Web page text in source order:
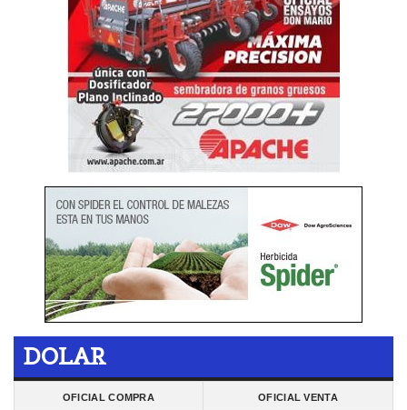
DOLAR
OFICIAL COMPRA OFICIAL VENTA